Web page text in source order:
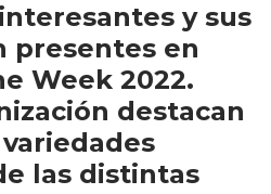
y sus
presentes en
Week 2022.
destacan
las distintas